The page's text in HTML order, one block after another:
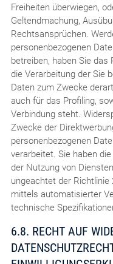
Freiheiten überwiegen,
Geltendmachung,
Rechtsansprüchen.
personenbezogenen
betreiben, haben Sie das
die Verarbeitung der Sie
Daten zum Zwecke
auch für das Profiling,
Verbindung steht.
Zwecke der
personenbezogenen
verarbeitet. Sie haben
der Nutzung von
ungeachtet der
mittels automatisierter
technische
6.8. RECHT AUF